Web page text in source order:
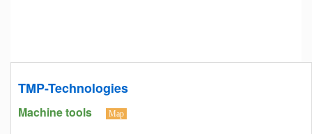
TMP-Technologies
Machine tools Map